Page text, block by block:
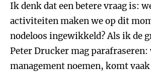
Ik denk dat een betere vraag is:
activiteiten maken we op dit
nodeloos ingewikkeld? Als ik de
Peter Drucker mag parafraseren:
management noemen, komt